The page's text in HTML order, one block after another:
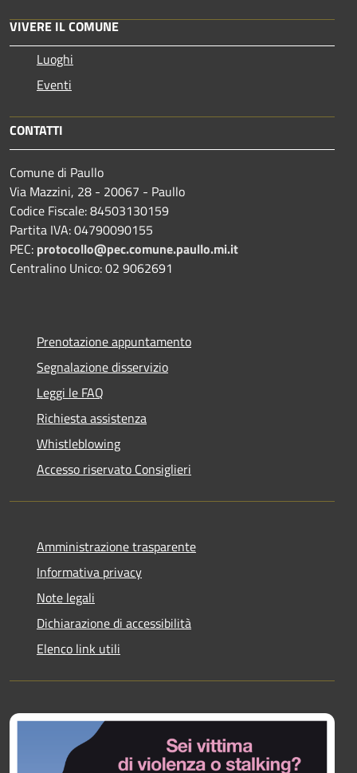
VIVERE IL COMUNE
Luoghi
Eventi
CONTATTI
Comune di Paullo
Via Mazzini, 28 - 20067 - Paullo
Codice Fiscale: 84503130159
Partita IVA: 04790090155
PEC: protocollo@pec.comune.paullo.mi.it
Centralino Unico: 02 9062691
Prenotazione appuntamento
Segnalazione disservizio
Leggi le FAQ
Richiesta assistenza
Whistleblowing
Accesso riservato Consiglieri
Amministrazione trasparente
Informativa privacy
Note legali
Dichiarazione di accessibilità
Elenco link utili